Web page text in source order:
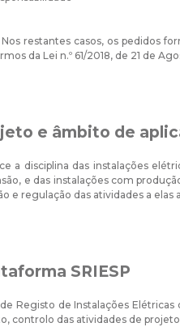
Nos restantes casos, os pedidos
da Lei n.º 61/2018, de 21 de
e âmbito de
a disciplina das instalações
e das instalações com
e regulação das atividades a elas
SRIESP
Registo de Instalações
controlo das atividades de